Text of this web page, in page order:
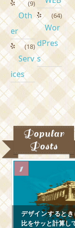
Oth
er
(9)
Serv
ices
(18)
Wor
dPres
s
(64)
Popular
Posts
デザインすると
比をサッと計算し